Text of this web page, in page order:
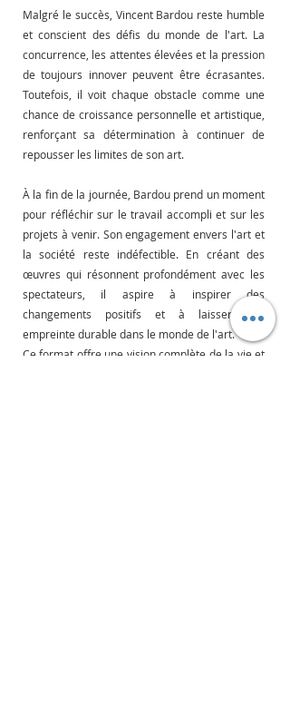
Malgré le succès, Vincent Bardou reste humble
et conscient des défis du monde de l'art. La
concurrence, les attentes élevées et la pression
de toujours innover peuvent être écrasantes.
Toutefois, il voit chaque obstacle comme une
chance de croissance personnelle et artistique,
renforçant sa détermination à continuer de
repousser les limites de son art.
À la fin de la journée, Bardou prend un moment
pour réfléchir sur le travail accompli et sur les
projets à venir. Son engagement envers l'art et
la société reste indéfectible. En créant des
œuvres qui résonnent profondément avec les
spectateurs, il aspire à inspirer des
changements positifs et à laisser une
empreinte durable dans le monde de l'art.
Ce format offre une vision complète de la vie et